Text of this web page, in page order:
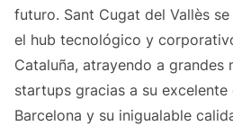
futuro. Sant Cugat del Vallès
el hub tecnológico y
Cataluña, atrayendo a grandes
startups gracias a su
Barcelona y su inigualable